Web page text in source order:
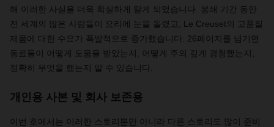
해 이러한 사실을 더욱 확실하게 알게 되었습니다. 봉쇄 기간 동안
전 세계의 많은 사람들이 요리에 눈을 돌렸고, Le Creuset의 고품질
제품에 대한 수요가 폭발적으로 증가했습니다. 26페이지를 넘기면
동료들이 어떻게 도움을 받았는지, 어떻게 주의 깊게 경청했는지,
정확히 무엇을 했는지 알 수 있습니다.
개인용 사본 및 회사 보존용
이번 호에서는 이러한 스토리뿐만 아니라 다른 스토리도 많이 준비